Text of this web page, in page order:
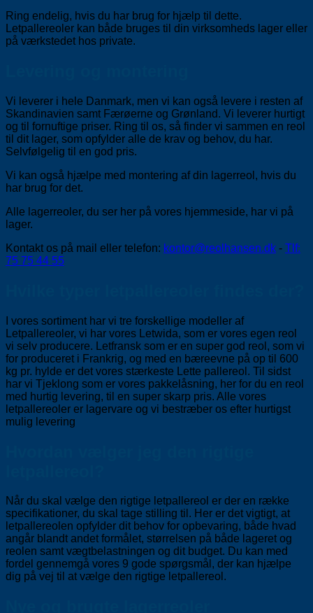
Ring endelig, hvis du har brug for hjælp til dette.
Letpallereoler kan både bruges til din virksomheds lager eller
på værkstedet hos private.
Vi leverer i hele Danmark, men vi kan også levere i resten af
Skandinavien samt Færøerne og Grønland. Vi leverer hurtigt
og til fornuftige priser. Ring til os, så finder vi sammen en reol
til dit lager, som opfylder alle de krav og behov, du har.
Selvfølgelig til en god pris.
Vi kan også hjælpe med montering af din lagerreol, hvis du
har brug for det.
Alle lagerreoler, du ser her på vores hjemmeside, har vi på
lager.
Kontakt os på mail eller telefon: kontor@reolhansen.dk - Tlf:
75 75 44 55
I vores sortiment har vi tre forskellige modeller af
Letpallereoler, vi har vores Letwida, som er vores egen reol
vi selv producere. Letfransk som er en super god reol, som vi
for produceret i Frankrig, og med en bæreevne på op til 600
kg pr. hylde er det vores stærkeste Lette pallereol. Til sidst
har vi Tjeklong som er vores pakkelåsning, her for du en reol
med hurtig levering, til en super skarp pris. Alle vores
letpallereoler er lagervare og vi bestræber os efter hurtigst
mulig levering
Når du skal vælge den rigtige letpallereol er der en række
specifikationer, du skal tage stilling til. Her er det vigtigt, at
letpallereolen opfylder dit behov for opbevaring, både hvad
angår blandt andet formålet, størrelsen på både lageret og
reolen samt vægtbelastningen og dit budget. Du kan med
fordel gennemgå vores 9 gode spørgsmål, der kan hjælpe
dig på vej til at vælge den rigtige letpallereol.